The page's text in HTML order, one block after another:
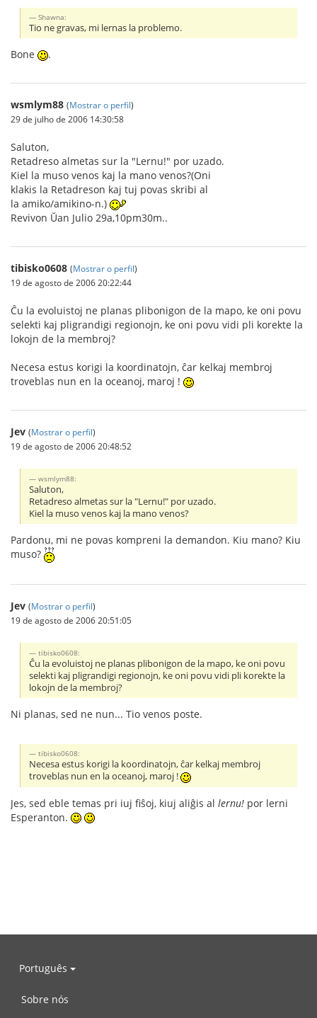
Shawna:
Tio ne gravas, mi lernas la problemo.
Bone .
wsmlym88 (Mostrar o perfil)
29 de julho de 2006 14:30:58
Saluton,
Retadreso almetas sur la "Lernu!" por uzado.
Kiel la muso venos kaj la mano venos?(Oni
klakis la Retadreson kaj tuj povas skribi al
la amiko/amikino-n.)
Revivon Ŭan Julio 29a,10pm30m..
tibisko0608 (Mostrar o perfil)
19 de agosto de 2006 20:22:44
Ĉu la evoluistoj ne planas plibonigon de la mapo, ke oni povu
selekti kaj pligrandigi regionojn, ke oni povu vidi pli korekte la
lokojn de la membroj?
Necesa estus korigi la koordinatojn, ĉar kelkaj membroj
troveblas nun en la oceanoj, maroj !
Jev (Mostrar o perfil)
19 de agosto de 2006 20:48:52
wsmlym88:
Saluton,
Retadreso almetas sur la "Lernu!" por uzado.
Kiel la muso venos kaj la mano venos?
Pardonu, mi ne povas kompreni la demandon. Kiu mano? Kiu
muso?
Jev (Mostrar o perfil)
19 de agosto de 2006 20:51:05
tibisko0608:
Ĉu la evoluistoj ne planas plibonigon de la mapo, ke oni povu
selekti kaj pligrandigi regionojn, ke oni povu vidi pli korekte la
lokojn de la membroj?
Ni planas, sed ne nun... Tio venos poste.
tibisko0608:
Necesa estus korigi la koordinatojn, ĉar kelkaj membroj
troveblas nun en la oceanoj, maroj !
Jes, sed eble temas pri iuj fiŝoj, kiuj aliĝis al lernu! por lerni
Esperanton.
Português
Sobre nós